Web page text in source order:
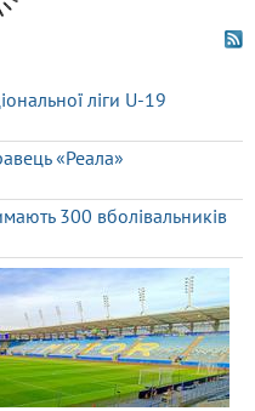
ліги U-19
«Реала»
300 вболівальників